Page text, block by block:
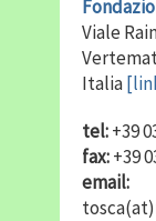
Viale
Italia
tel:+39
fax:+39
email: